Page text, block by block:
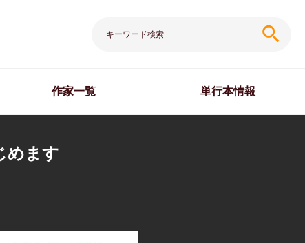
search
作家一覧 単行本情報
めます